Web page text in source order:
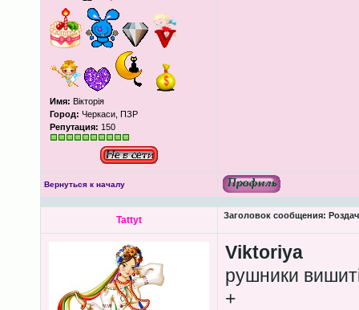
Имя: Вікторія
Город: Черкаси, ПЗР
Репутация: 150
Вернуться к началу
Tattyt Заголовок сообщения:
Viktoriya
рушники
+